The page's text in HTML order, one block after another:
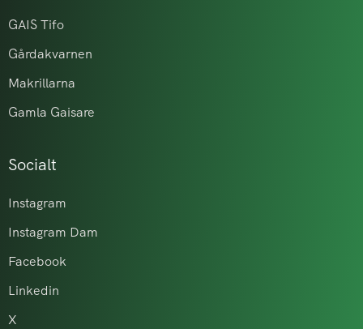
GAIS Tifo
Gårdakvarnen
Makrillarna
Gamla Gaisare
Socialt
Instagram
Instagram Dam
Facebook
Linkedin
X